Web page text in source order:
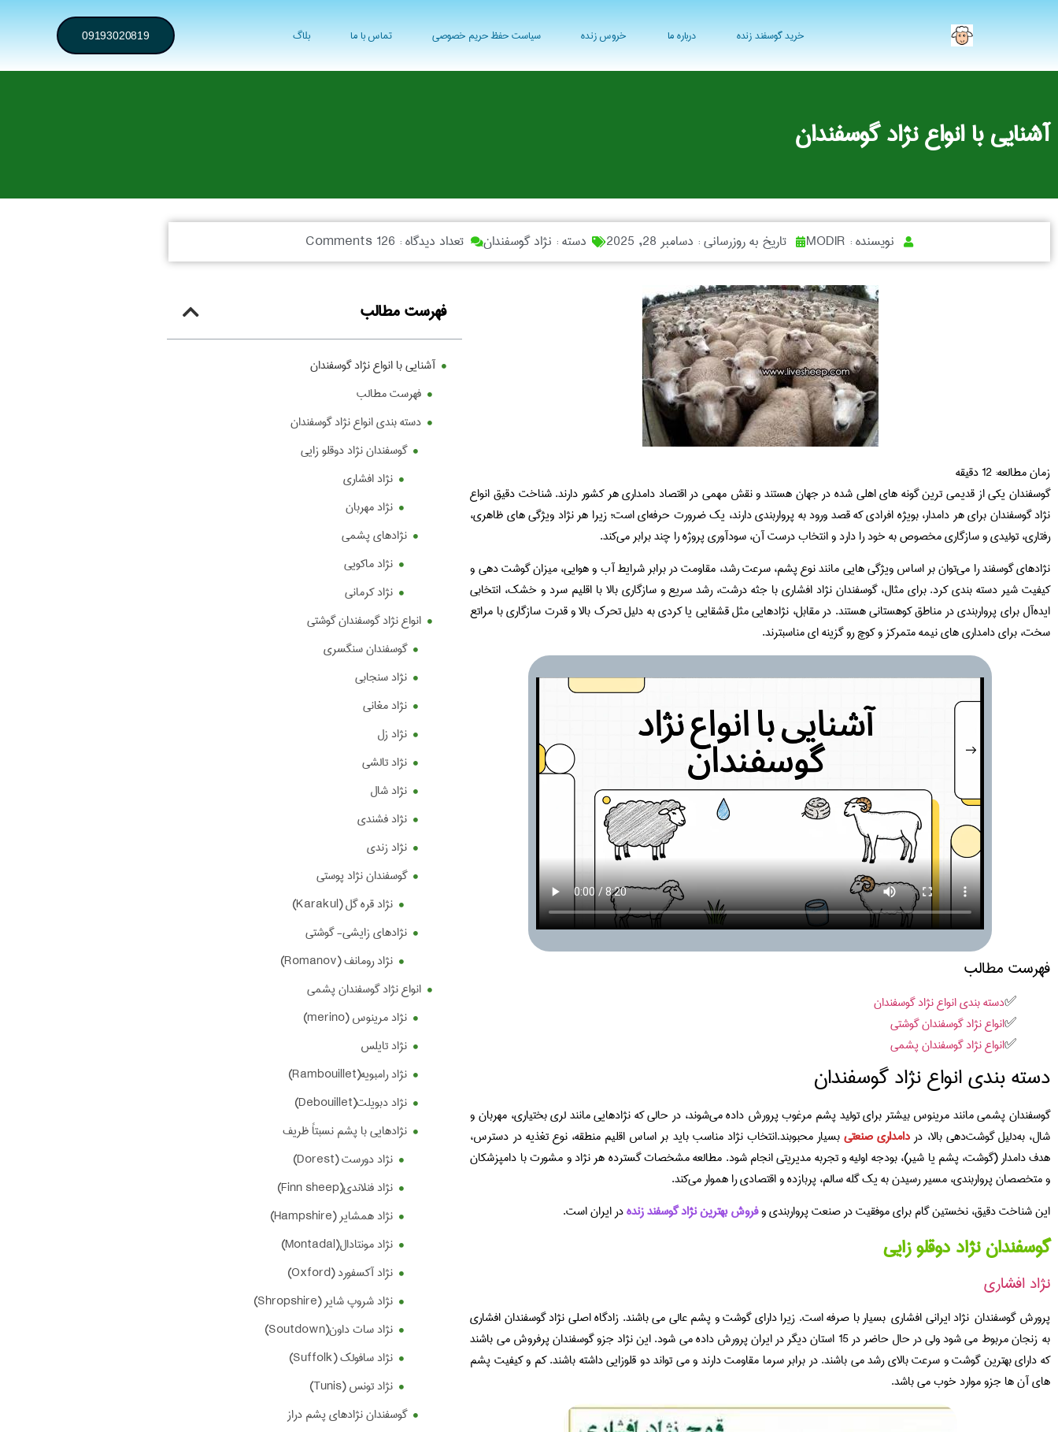
خرید گوسفند زنده درباره ما خروس زنده سیاست حفظ حریم خصوصی تماس با ما بلاگ 09193020819
آشنایی با انواع نژاد گوسفندان
نویسنده : تاریخ به روزرسانی : دسامبر 28, 2025 دسته : نژاد گوسفندان تعداد دیدگاه :126 Comments
زمان مطالعه:12دقیقه
گوسفندان یکی از قدیمی‌ ترین گونه‌ های اهلی‌ شده در جهان هستند و نقش مهمی در اقتصاد دامداری هر کشور دارند. شناخت دقیق انواع
نژاد گوسفندان برای هر دامدار، بویژه افرادی که قصد ورود به پرواربندی دارند، یک ضرورت حرفه‌ای است؛ زیرا هر نژاد ویژگی‌ های ظاهری،
رفتاری، تولیدی و سازگاری مخصوص به خود را دارد و انتخاب درست آن، سودآوری پروژه را چند برابر می‌کند.
نژادهای گوسفند را می‌توان بر اساس ویژگی‌ هایی مانند نوع پشم، سرعت رشد، مقاومت در برابر شرایط آب‌ و هوایی، میزان گوشت‌ دهی و
کیفیت شیر دسته‌ بندی کرد. برای مثال، گوسفندان نژاد افشاری با جثه درشت، رشد سریع و سازگاری بالا با اقلیم سرد و خشک، انتخابی
ایده‌آل برای پرواربندی در مناطق کوهستانی هستند. در مقابل، نژادهایی مثل قشقایی یا کردی به دلیل تحرک بالا و قدرت سازگاری با مراتع
سخت، برای دامداری‌ های نیمه‌ متمرکز و کوچ‌ رو گزینه‌ ای مناسبترند.
فهرست مطالب
دسته بندی انواع نژاد گوسفندان
انواع نژاد گوسفندان گوشتی
انواع نژاد گوسفندان پشمی
دسته بندی انواع نژاد گوسفندان
گوسفندان پشمی مانند مرینوس بیشتر برای تولید پشم مرغوب پرورش داده می‌شوند، در حالی که نژادهایی مانند لری بختیاری، مهربان و
شال، به‌دلیل گوشت‌دهی بالا، در دامداری صنعتیبسیار محبوبند.انتخاب نژاد مناسب باید بر اساس اقلیم منطقه، نوع تغذیه در دسترس،
هدف دامدار (گوشت، پشم یا شیر)، بودجه اولیه و تجربه مدیریتی انجام شود. مطالعه مشخصات گسترده هر نژاد و مشورت با دامپزشکان
و متخصصان پرواربندی، مسیر رسیدن به یک گله سالم، پربازده و اقتصادی را هموار می‌کند.
این شناخت دقیق، نخستین گام برای موفقیت در صنعت پرواربندی وفروش بهترین نژاد گوسفند زندهدر ایران است.
گوسفندان نژاد دوقلو زایی
نژاد افشاری
پرورش گوسفندان نژاد ایرانی افشاری بسیار با صرفه است. زیرا دارای گوشت و پشم عالی می باشند. زادگاه اصلی نژاد گوسفندان افشاری
به زنجان مربوط می شود ولی در حال حاضر در 15 استان دیگر در ایران پرورش داده می شود. این نژاد جزو گوسفندان پرفروش می باشند
که دارای بهترین گوشت و سرعت بالای رشد می باشند. در برابر سرما مقاومت دارند و می تواند دو قلوزایی داشته باشند. کم و کیفیت پشم
های آن ها جزو موارد خوب می باشد.
فهرست مطالب
آشنایی با انواع نژاد گوسفندان
فهرست مطالب
دسته بندی انواع نژاد گوسفندان
گوسفندان نژاد دوقلو زایی
نژاد افشاری
نژاد مهربان
نژادهای پشمی
نژاد ماکویی
نژاد کرمانی
انواع نژاد گوسفندان گوشتی
گوسفندان سنگسری
نژاد سنجابی
نژاد مغانی
نژاد زل
نژاد تالشی
نژاد شال
نژاد فشندی
نژاد زندی
گوسفندان نژاد پوستی
نژاد قره گل (Karakul)
نژادهای زایشی- گوشتی
نژاد رومانف (Romanov)
انواع نژاد گوسفندان پشمی
نژاد مرینوس (merino)
نژاد تایلس
نژاد رامبویه(Rambouillet)
نژاد دبویلت(Debouillet)
نژادهایی با پشم نسبتاً ظریف
نژاد دورست (Dorest)
نژاد فنلاندی(Finn sheep)
نژاد همشایر (Hampshire)
نژاد مونتادال(Montadal)
نژاد آکسفورد (Oxford)
نژاد شروپ شایر (Shropshire)
نژاد سات داون(Soutdown)
نژاد سافولک (Suffolk)
نژاد تونس (Tunis)
گوسفندان نژادهای پشم دراز